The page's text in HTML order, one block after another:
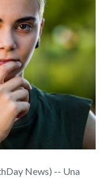
News) -- Una